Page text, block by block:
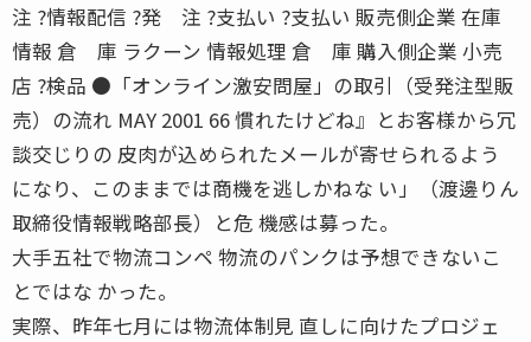
注 ?情報配信 ?発 注 ?支払い ?支払い 販売側企業 在庫
情報 倉 庫 ラクーン 情報処理 倉 庫 購入側企業 小売
店 ?検品 ●「オンライン激安問屋」の取引（受発注型販
売）の流れ MAY 2001 66 慣れたけどね』とお客様から冗
談交じりの 皮肉が込められたメールが寄せられるよう
になり、このままでは商機を逃しかねな い」（渡邊りん
取締役情報戦略部長）と危 機感は募った。
大手五社で物流コンペ 物流のパンクは予想できないこ
とではな かった。
実際、昨年七月には物流体制見 直しに向けたプロジェ